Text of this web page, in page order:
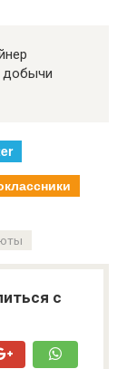
добычи
с